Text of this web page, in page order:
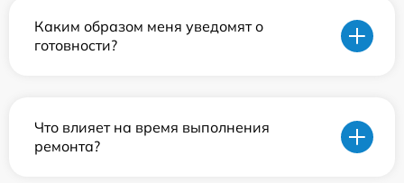
Каким образом меня уведомят о
готовности?
Что влияет на время выполнения
ремонта?